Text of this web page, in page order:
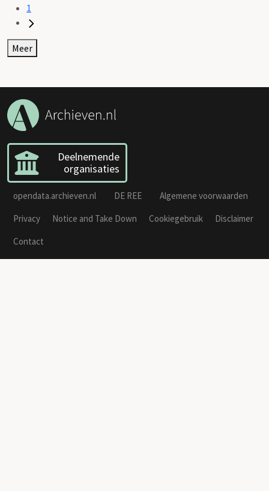
1
Meer
Deelnemende
organisaties
opendata.archieven.nl DE REE
Algemene voorwaarden
Privacy
Notice and Take Down Cookiegebruik
Disclaimer
Contact